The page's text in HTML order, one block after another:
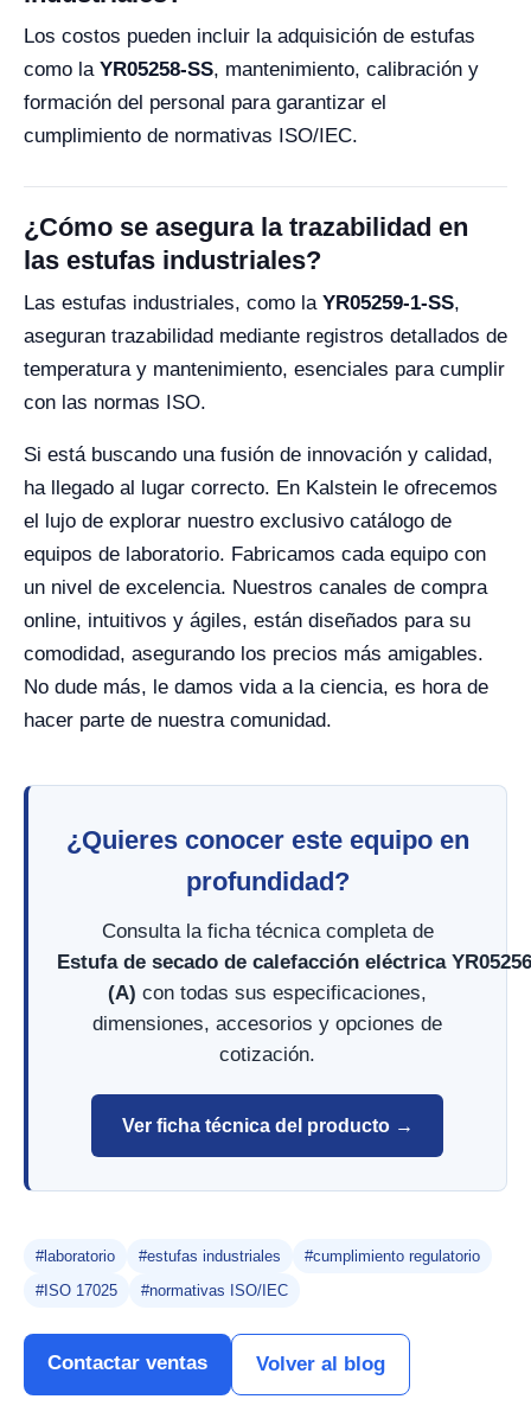
Los costos pueden incluir la adquisición de estufas
como la YR05258-SS, mantenimiento, calibración y
formación del personal para garantizar el
cumplimiento de normativas ISO/IEC.
¿Cómo se asegura la trazabilidad en
las estufas industriales?
Las estufas industriales, como la YR05259-1-SS,
aseguran trazabilidad mediante registros detallados de
temperatura y mantenimiento, esenciales para cumplir
con las normas ISO.
Si está buscando una fusión de innovación y calidad,
ha llegado al lugar correcto. En Kalstein le ofrecemos
el lujo de explorar nuestro exclusivo catálogo de
equipos de laboratorio. Fabricamos cada equipo con
un nivel de excelencia. Nuestros canales de compra
online, intuitivos y ágiles, están diseñados para su
comodidad, asegurando los precios más amigables.
No dude más, le damos vida a la ciencia, es hora de
hacer parte de nuestra comunidad.
¿Quieres conocer este equipo en
profundidad?
Consulta la ficha técnica completa de
Estufa de secado de calefacción eléctrica YR05256
(A) con todas sus especificaciones,
dimensiones, accesorios y opciones de
cotización.
Ver ficha técnica del producto →
#laboratorio #estufas industriales
#cumplimiento regulatorio
#ISO 17025
#normativas ISO/IEC
Contactar ventas Volver al blog